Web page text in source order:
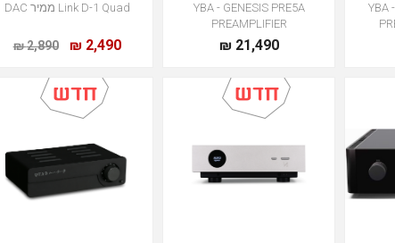
YBA
YBA - GENESIS PRE5A
PREAMPLIFIER
21,490 ₪
Link D-1 Quad ממיר DAC
2,490 ₪
2,890 ₪